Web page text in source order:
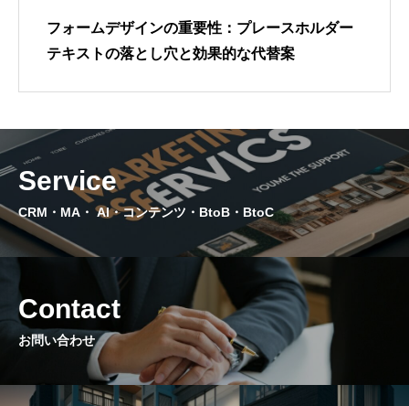
DOWNLOAD
CONTACT
NEWS
ニュース｜国内外の最新マーケティング情報
PRIVACY POLICY
特定商取引法に基づく表記
フォームデザインの重要性：プレースホルダー
テキストの落とし穴と効果的な代替案
Service
CRM・MA・ AI・コンテンツ・BtoB・BtoC
Contact
お問い合わせ